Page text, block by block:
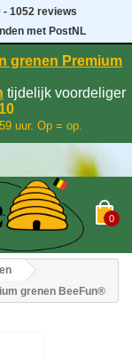
- 1052 reviews
met PostNL
grenen Premium
tijdelijk voordeliger
uur. Op = op.
0
grenen BeeFun®